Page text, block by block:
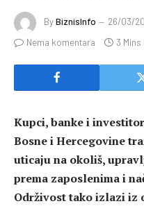
ByBiznisInfo 26/03/
Nema komentara
3 Mins
Kupci, banke i
Bosne i Hercegovine
uticaju na okoliš,
prema zaposlenima i
Održivost tako izlazi iz